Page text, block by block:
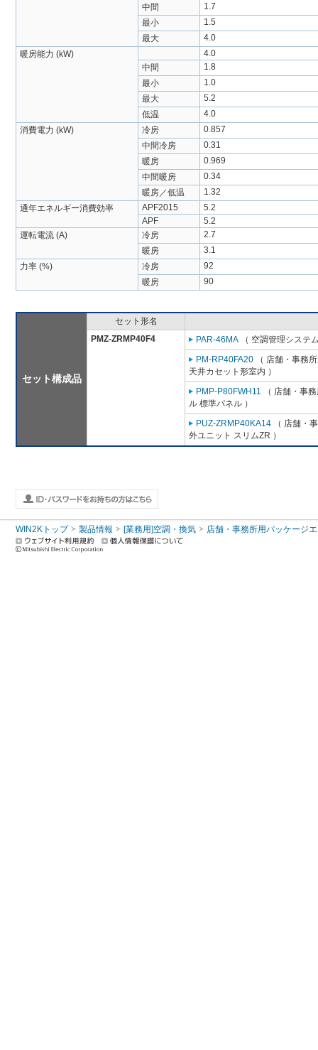
中間
1.7
最小
1.5
最大
4.0
暖房能力 (kW)
4.0
中間
1.8
最小
1.0
最大
5.2
低温
4.0
消費電力 (kW)
冷房
0.857
中間冷房
0.31
暖房
0.969
中間暖房
0.34
暖房／低温
1.32
通年エネルギー消費効率
APF2015
5.2
APF
5.2
運転電流 (A)
冷房
2.7
暖房
3.1
力率 (%)
冷房
92
暖房
90
セット構成品
セット形名
PMZ-ZRMP40F4
PAR-46MA （ 空調管理システ
PM-RP40FA20 （ 店舗・事務
天井カセット形室内 ）
PMP-P80FWH11 （ 店舗・事
ル 標準パネル ）
PUZ-ZRMP40KA14 （ 店舗・
外ユニット スリムZR ）
WIN2Kトップ 製品情報 [業務用]空調・換気 店舗・事務所用パッケージ